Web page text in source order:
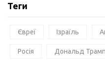
Теги
Євреї Ізраїль
Росія Дональд Трамп